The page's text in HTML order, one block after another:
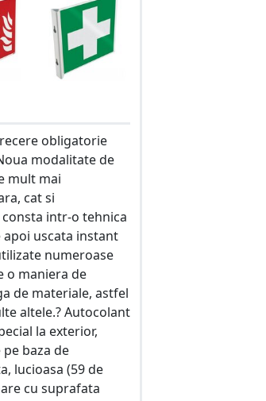
obligatorie
modalitate de
mult mai
cat si
intr-o tehnica
uscata instant
numeroase
o maniera de
de materiale, astfel
altele.? Autocolant
la exterior,
baza de
lucioasa (59 de
cu suprafata